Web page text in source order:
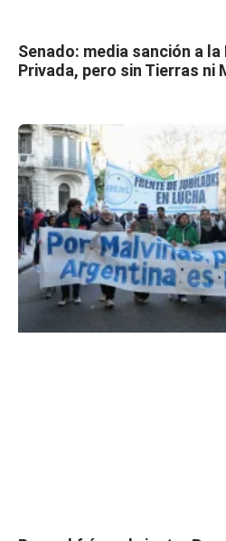
Senado: media sanción a la
Privada, pero sin Tierras ni